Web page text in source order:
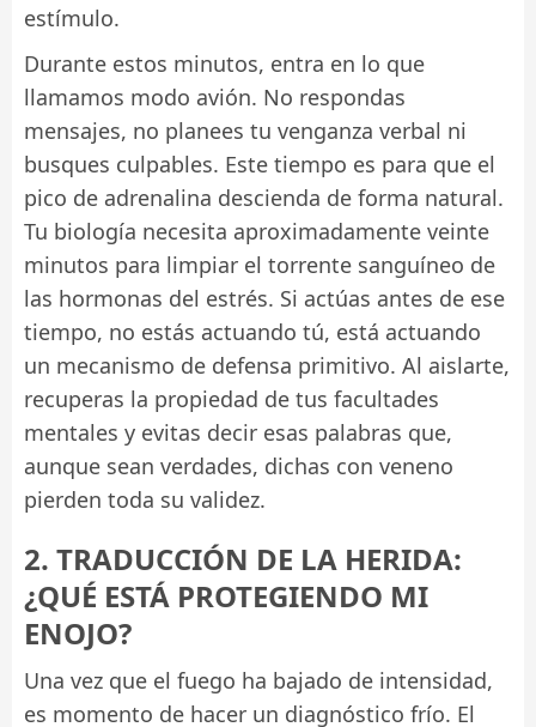
estímulo.
Durante estos minutos, entra en lo que
llamamos modo avión. No respondas
mensajes, no planees tu venganza verbal ni
busques culpables. Este tiempo es para que el
pico de adrenalina descienda de forma natural.
Tu biología necesita aproximadamente veinte
minutos para limpiar el torrente sanguíneo de
las hormonas del estrés. Si actúas antes de ese
tiempo, no estás actuando tú, está actuando
un mecanismo de defensa primitivo. Al aislarte,
recuperas la propiedad de tus facultades
mentales y evitas decir esas palabras que,
aunque sean verdades, dichas con veneno
pierden toda su validez.
2. TRADUCCIÓN DE LA HERIDA:
¿QUÉ ESTÁ PROTEGIENDO MI
ENOJO?
Una vez que el fuego ha bajado de intensidad,
es momento de hacer un diagnóstico frío. El